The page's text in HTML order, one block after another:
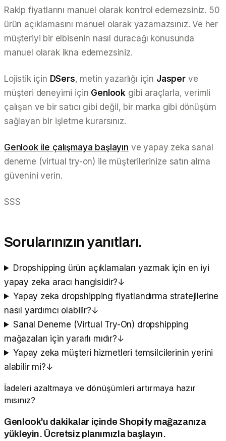
Rakip fiyatlarını manuel olarak kontrol edemezsiniz. 50
ürün açıklamasını manuel olarak yazamazsınız. Ve her
müşteriyi bir elbisenin nasıl duracağı konusunda
manuel olarak ikna edemezsiniz.
Lojistik için DSers, metin yazarlığı için Jasperve
müşteri deneyimi için Genlook gibi araçlarla, verimli
çalışan ve bir satıcı gibi değil, bir marka gibi dönüşüm
sağlayan bir işletme kurarsınız.
Genlook ile çalışmaya başlayın ve yapay zeka sanal
deneme (virtual try-on) ile müşterilerinize satın alma
güvenini verin.
SSS
Sorularınızın yanıtları.
Dropshipping ürün açıklamaları yazmak için en iyi
yapay zeka aracı hangisidir?↓
Yapay zeka dropshipping fiyatlandırma stratejilerine
nasıl yardımcı olabilir?↓
Sanal Deneme (Virtual Try-On) dropshipping
mağazaları için yararlı mıdır?↓
Yapay zeka müşteri hizmetleri temsilcilerinin yerini
alabilir mi?↓
İadeleri azaltmaya ve dönüşümleri artırmaya hazır
mısınız?
Genlook'u dakikalar içinde Shopify mağazanıza
yükleyin. Ücretsiz planımızla başlayın.